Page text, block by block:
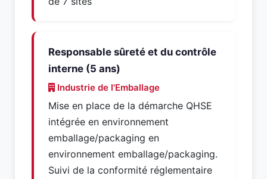
Responsable sûreté et du contrôle
interne (5 ans)
Industrie de l'Emballage
Mise en place de la démarche QHSE
intégrée en environnement
emballage/packaging en
environnement emballage/packaging.
Suivi de la conformité réglementaire